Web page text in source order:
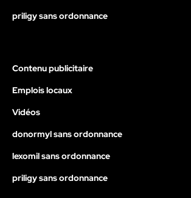
priligy sans ordonnance
Contenu publicitaire
Emplois locaux
Vidéos
donormyl sans ordonnance
lexomil sans ordonnance
priligy sans ordonnance